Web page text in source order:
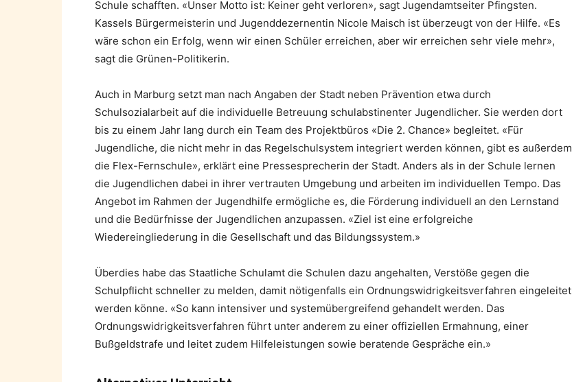
Schule schafften. «Unser Motto ist: Keiner geht verloren», sagt Jugendamtseiter Pfingsten.
Kassels Bürgermeisterin und Jugenddezernentin Nicole Maisch ist überzeugt von der Hilfe. «Es
wäre schon ein Erfolg, wenn wir einen Schüler erreichen, aber wir erreichen sehr viele mehr»,
sagt die Grünen-Politikerin.
Auch in Marburg setzt man nach Angaben der Stadt neben Prävention etwa durch
Schulsozialarbeit auf die individuelle Betreuung schulabstinenter Jugendlicher. Sie werden dort
bis zu einem Jahr lang durch ein Team des Projektbüros «Die 2. Chance» begleitet. «Für
Jugendliche, die nicht mehr in das Regelschulsystem integriert werden können, gibt es außerdem
die Flex-Fernschule», erklärt eine Pressesprecherin der Stadt. Anders als in der Schule lernen
die Jugendlichen dabei in ihrer vertrauten Umgebung und arbeiten im individuellen Tempo. Das
Angebot im Rahmen der Jugendhilfe ermögliche es, die Förderung individuell an den Lernstand
und die Bedürfnisse der Jugendlichen anzupassen. «Ziel ist eine erfolgreiche
Wiedereingliederung in die Gesellschaft und das Bildungssystem.»
Überdies habe das Staatliche Schulamt die Schulen dazu angehalten, Verstöße gegen die
Schulpflicht schneller zu melden, damit nötigenfalls ein Ordnungswidrigkeitsverfahren eingeleitet
werden könne. «So kann intensiver und systemübergreifend gehandelt werden. Das
Ordnungswidrigkeitsverfahren führt unter anderem zu einer offiziellen Ermahnung, einer
Bußgeldstrafe und leitet zudem Hilfeleistungen sowie beratende Gespräche ein.»